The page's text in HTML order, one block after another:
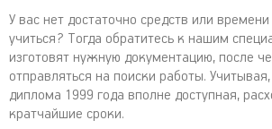
У вас нет достаточно средств или
учиться? Тогда обратитесь к нашим
изготовят нужную документацию, после
отправляться на поиски работы.
диплома 1999 года вполне доступная,
кратчайшие сроки.